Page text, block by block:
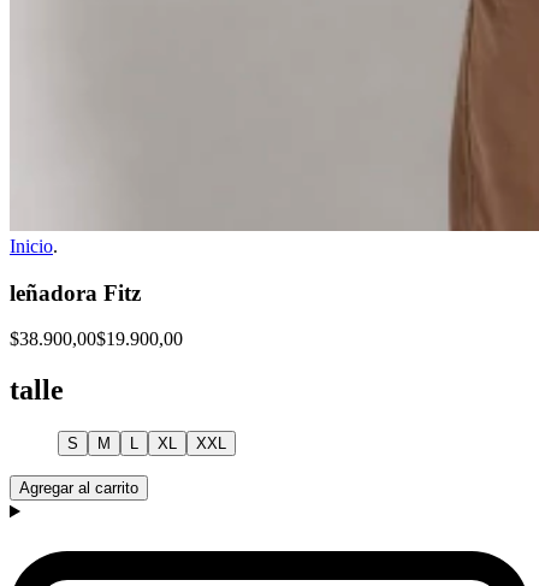
Inicio.
leñadora Fitz
$38.900,00$19.900,00
talle
S M L XL XXL
Agregar al carrito